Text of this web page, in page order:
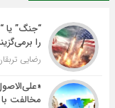
“جنگ” یا
را
رضایی
مخالفت